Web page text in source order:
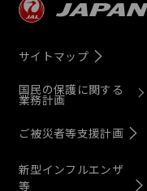
サイトマップ
国民の保護に関する
業務計画
ご被災者等支援計画
新型インフルエンザ
等